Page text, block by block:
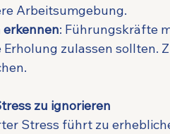
Arbeitsumgebung.
: Führungskräfte
Erholung zulassen sollten.
zu ignorieren
Stress führt zu